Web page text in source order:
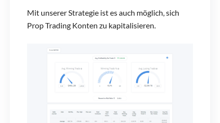
Mit unserer Strategie ist es auch möglich, sich
Prop Trading Konten zu kapitalisieren.